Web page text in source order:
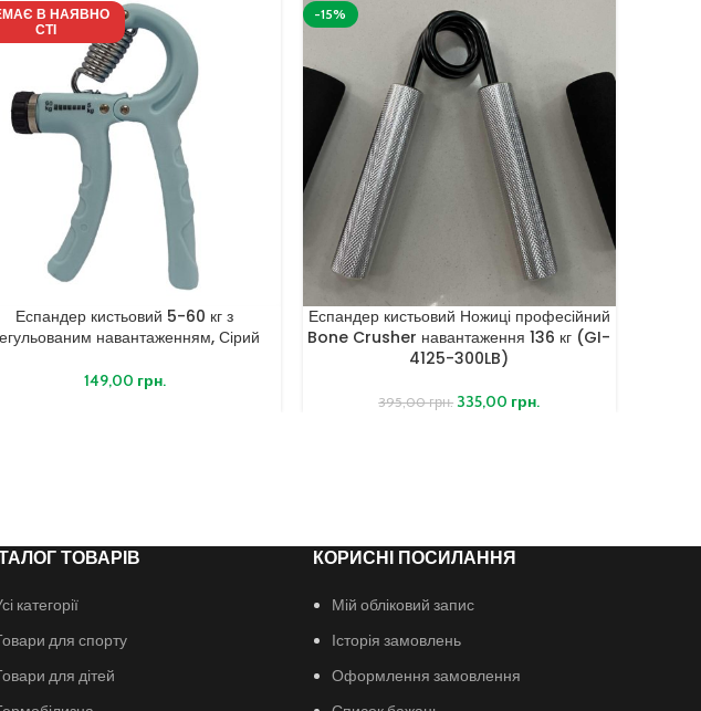
В НАЯВНО
СТІ
Еспандер кистьовий 5-60 кг з
навантаженням, Сірий
149,00 грн.
-15%
Еспандер кистьовий Ножиці професійний
Bone Crusher навантаження 136 кг (GI-
4125-300LB)
395,00грн. 335,00 грн.
ТОВАРІВ
категорії
для спорту
для дітей
КОРИСНІ ПОСИЛАННЯ
Мій обліковий запис
Історія замовлень
Оформлення замовлення